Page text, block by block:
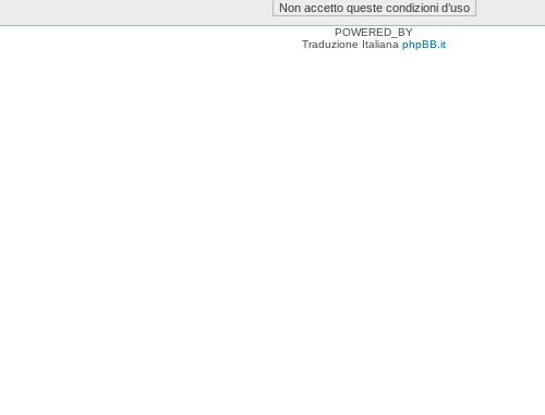
POWERED_BY
Traduzione Italiana phpBB.it